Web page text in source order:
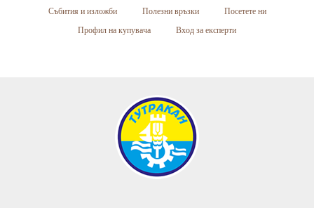
Събития и изложби
Полезни връзки
Посетете ни
Профил на купувача
Вход за експерти